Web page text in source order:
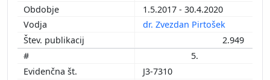
1.5.2017 - 30.4.2020
dr. Zvezdan Pirtošek
2.949
5.
J3-7310